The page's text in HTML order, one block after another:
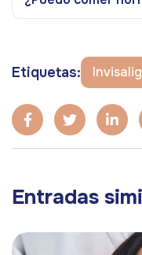
Etiquetas:
Entradas